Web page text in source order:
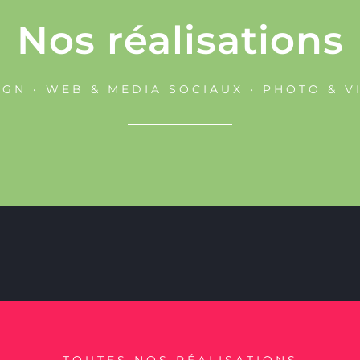
Nos réalisations
• WEB & MEDIA SOCIAUX • PHOTO &